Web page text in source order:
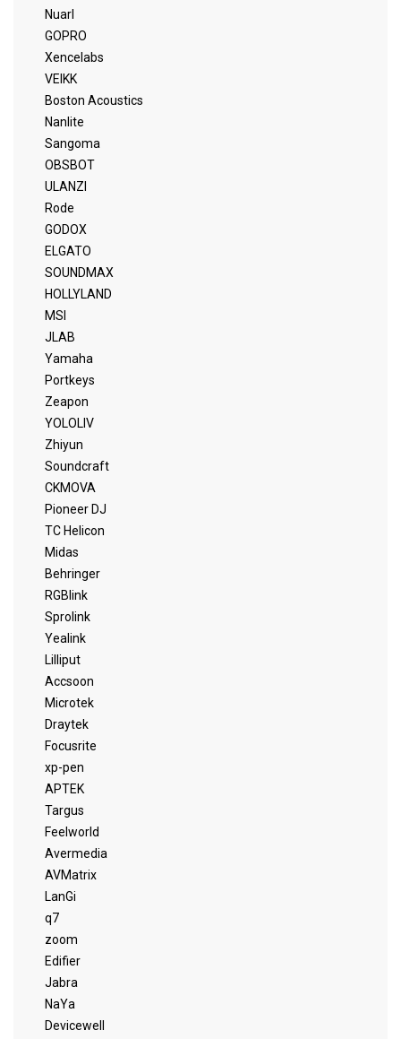
Nuarl
GOPRO
Xencelabs
VEIKK
Boston Acoustics
Nanlite
Sangoma
OBSBOT
ULANZI
Rode
GODOX
ELGATO
SOUNDMAX
HOLLYLAND
MSI
JLAB
Yamaha
Portkeys
Zeapon
YOLOLIV
Zhiyun
Soundcraft
CKMOVA
Pioneer DJ
TC Helicon
Midas
Behringer
RGBlink
Sprolink
Yealink
Lilliput
Accsoon
Microtek
Draytek
Focusrite
xp-pen
APTEK
Targus
Feelworld
Avermedia
AVMatrix
LanGi
q7
zoom
Edifier
Jabra
NaYa
Devicewell